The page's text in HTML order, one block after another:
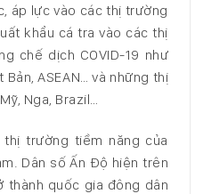
áp lực vào các thị trường
khẩu cá tra vào các thị
chế dịch COVID-19 như
Bản, ASEAN… và những thị
Nga, Brazil…
trường tiềm năng của
Dân số Ấn Độ hiện trên
thành quốc gia đông dân